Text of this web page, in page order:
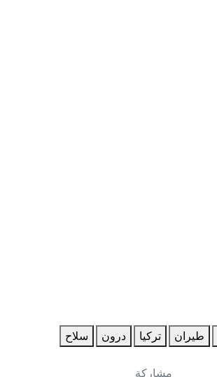
طيران تركيا درون سلاح
مشاركة